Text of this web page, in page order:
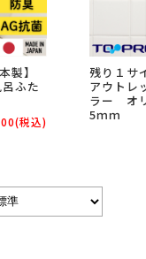
製】
ふた
(税込)
残り１サ
アウトレ
ラー オ
5ｍｍ